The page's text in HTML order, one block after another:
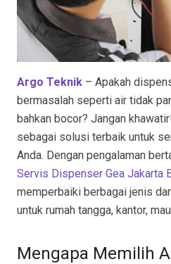
Argo Teknik – Apakah
bermasalah seperti air tidak
bahkan bocor? Jangan
sebagai solusi terbaik untuk
Anda. Dengan pengalaman
Servis Dispenser Gea Jakarta
memperbaiki berbagai jenis
untuk rumah tangga, kantor,
Mengapa Memilih